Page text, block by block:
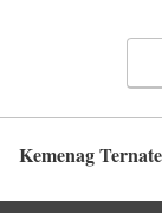
Kemenag Ternate